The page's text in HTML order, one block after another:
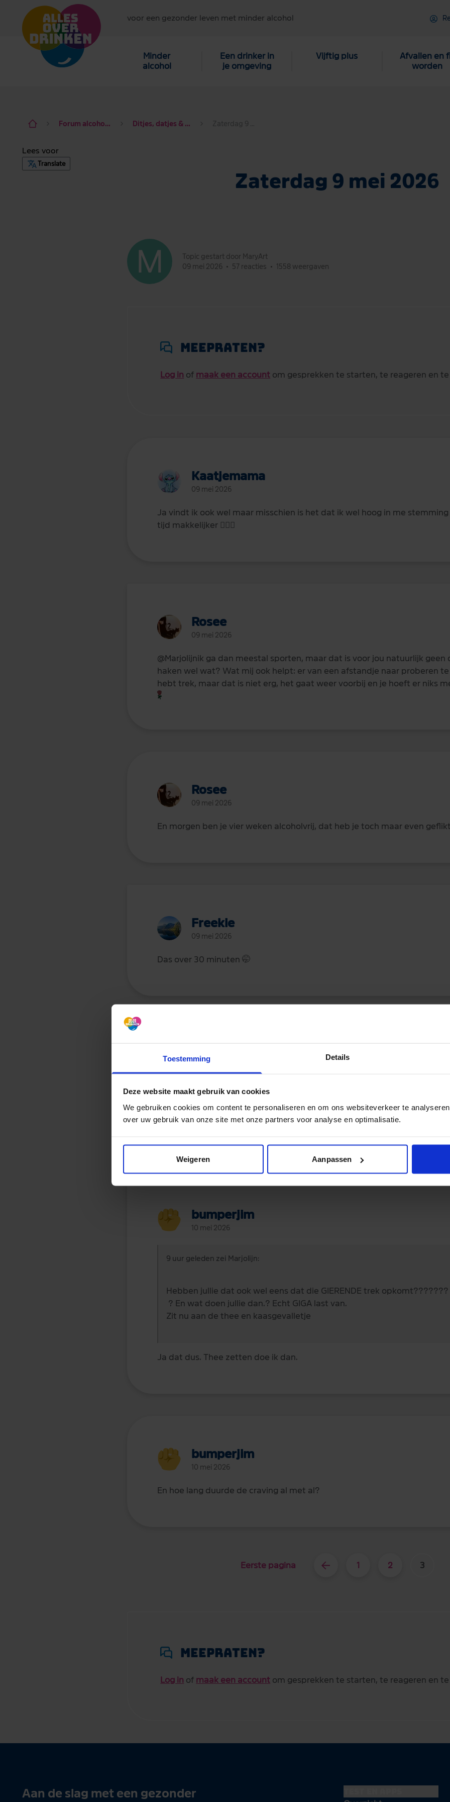
Toestemming Details
Deze website maakt gebruik van cookies
We gebruiken cookies om content te personaliseren en om ons websiteverkeer te
over uw gebruik van onze site met onze partners voor analyse en optimalisatie.
Weigeren Aanpassen
voor een gezonder leven met minder alcohol
Minder
alcohol
Een drinker in
je omgeving
Vijftig plus
Afvallen en
worden
Forum alcohol de baas Ditjes, datjes & dagdraad
Lees voor
Translate
Zaterdag 9 mei 2026
Topic gestart door MaryArt
09 mei 2026
• 57 reacties • 1558 weergaven
Meepraten?
Log in of maak een account om gesprekken te starten, te reageren en te
Kaatjemama
09 mei 2026
Ja vindt ik ook wel maar misschien is het dat ik wel hoog in me
tijd makkelijker 🤷🏼‍♀️
Rosee
09 mei 2026
@Marjolijnik ga dan meestal sporten, maar dat is voor jou natuurlijk geen
haken wel wat? Wat mij ook helpt: er van een afstandje naar proberen te
hebt trek, maar dat is niet erg, het gaat weer voorbij en je hoeft er niks
Rosee
09 mei 2026
En morgen ben je vier weken alcoholvrij, dat heb je toch maar even
Freekie
09 mei 2026
Das over 30 minuten🤭
Kaatjemama
@Marjolijnmorgen 4 weken🥳
ene kwa trek neem meestal iets van chocola of koek😨en mij hielp in
green🤷🏼‍♀️waarom geen idee
bumperjim
10 mei 2026
9 uur geleden zei Marjolijn:
Hebben jullie dat ook wel eens dat die GIERENDE trek opkomt???????
? En wat doen jullie dan.? Echt GIGA last van.
Zit nu aan de thee en kaasgevalletje
Ja dat dus. Thee zetten doe ik dan.
bumperjim
10 mei 2026
En hoe lang duurde de craving al met al?
Eerste pagina 1 2 3
Meepraten?
Log in of maak een account om gesprekken te starten, te reageren en te
Aan de slag met een gezonder